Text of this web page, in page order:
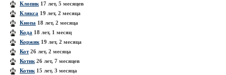
Клопик 17 лет, 5 месяцев
Клякса 19 лет, 2 месяца
Кнопа 18 лет, 2 месяца
Кода 18 лет, 1 месяц
Коржик 19 лет, 2 месяца
Кот26 лет, 2 месяца
Котик 26 лет, 7 месяцев
Котик 15 лет, 3 месяца